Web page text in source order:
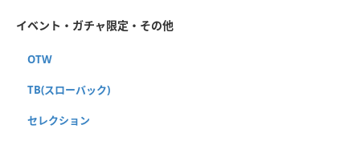
イベント・ガチャ限定・その他
OTW
TB(スローバック)
セレクション